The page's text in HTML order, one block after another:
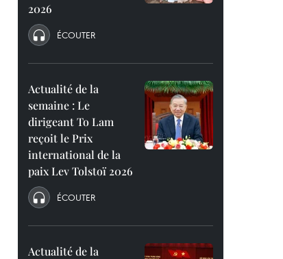
2026
ÉCOUTER
Actualité de la
semaine : Le
dirigeant To Lam
reçoit le Prix
international de la
paix Lev Tolstoï 2026
ÉCOUTER
Actualité de la